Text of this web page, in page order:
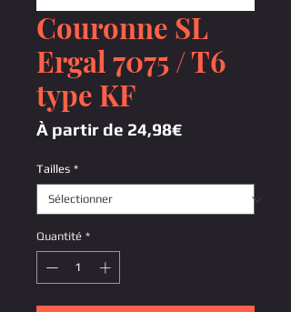
Couronne SL
Ergal 7075 / T6
type KF
À partir de 24,98€Prix
Tailles *
Quantité *